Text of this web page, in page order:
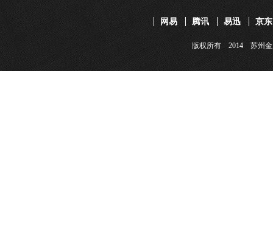
网易 腾讯 易迅 京东
版权所有 2014 苏州金